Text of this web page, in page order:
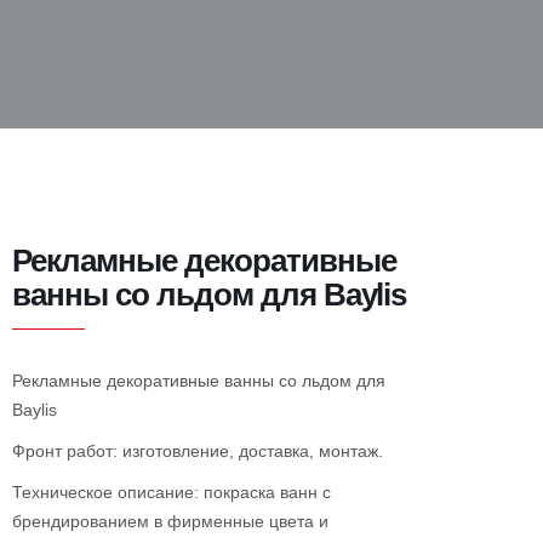
Рекламные декоративные
ванны со льдом для Baylis
Рекламные декоративные ванны со льдом для
Baylis
Фронт работ: изготовление, доставка, монтаж.
Техническое описание: покраска ванн с
брендированием в фирменные цвета и